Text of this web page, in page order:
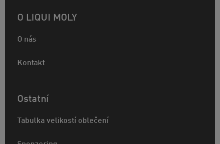
O LIQUI MOLY
O nás
Kontakt
Ostatní
Tabulka velikostí oblečení